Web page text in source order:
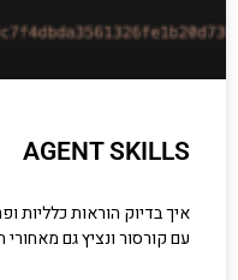
AGENT SKILLS
איך בדיוק הוראות כלליות
עם קורסור ונציץ גם